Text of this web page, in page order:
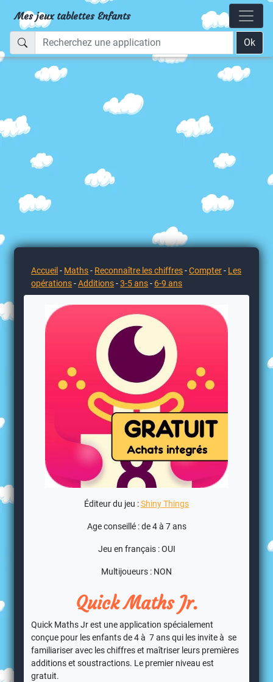
Mes jeux tablettes Enfants
Ok
Accueil - Maths- Reconnaître les chiffres-Compter- Les
opérations-Additions-3-5 ans- 6-9 ans
Éditeur du jeu :Shiny Things
Age conseillé : de 4 à 7 ans
Jeu en français : OUI
Multijoueurs : NON
Quick Maths Jr.
Quick Maths Jr est une application spécialement
conçue pour les enfants de 4 à 7 ans qui les invite à se
familiariser avec les chiffres et maîtriser leurs premières
additions et soustractions. Le premier niveau est
gratuit.